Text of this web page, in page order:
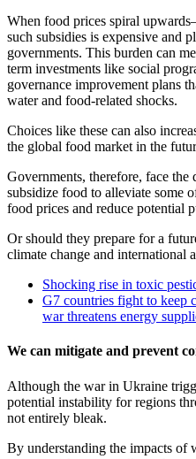
When food prices spiral
such subsidies is expensive and
governments. This burden can
term investments like social
governance improvement plans
water and food-related shocks.
Choices like these can also
the global food market in the
Governments, therefore, face
subsidize food to alleviate some
food prices and reduce potential
Or should they prepare for a
climate change and international
Shocking rise in toxic
G7 countries fight to keep
war threatens energy
We can mitigate and prevent
Although the war in Ukraine
potential instability for regions
not entirely bleak.
By understanding the impacts of